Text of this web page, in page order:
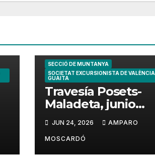
SECCIÓ DE MUNTANYA
SOCIETAT EXCURSIONISTA DE VALÈNCIA
GUAITA
Travesía Posets-
Maladeta, junio
JUN 24, 2026 AMPARO
MOSCARDÓ